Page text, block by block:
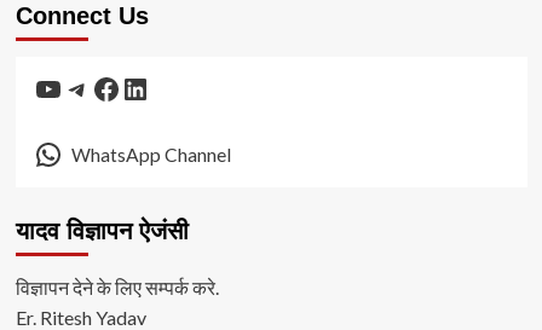
Connect Us
YouTube
Telegram
Facebook
LinkedIn
WhatsApp Channel
यादव विज्ञापन ऐजंसी
विज्ञापन देने के लिए सम्पर्क करे.
Er. Ritesh Yadav